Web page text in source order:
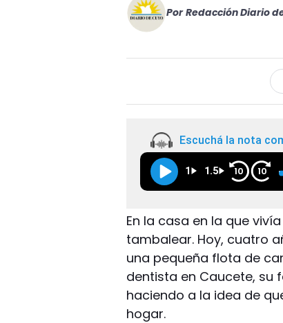
Por Redacción Diario
Escuchá la nota
1 1.5 10 10
En la casa en la que
tambalear. Hoy, cuatro
una pequeña flota de
dentista en Caucete, su
haciendo a la idea de
hogar.